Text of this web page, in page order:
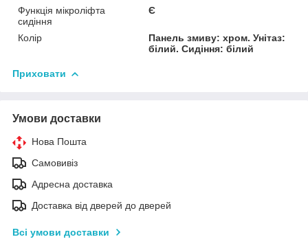
Функція мікроліфта
сидіння
Є
Колір
Панель змиву: хром. Унітаз:
білий. Сидіння: білий
Приховати
Умови доставки
Нова Пошта
Самовивіз
Адресна доставка
Доставка від дверей до дверей
Всі умови доставки